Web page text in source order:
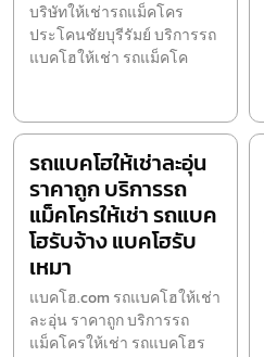
บริษัทให้เช่ารถแม็คโคร
ประโคนชัยบุรีรัมย์ บริการรถ
แบคโฮให้เช่า รถแม็คโค
รถแบคโฮให้เช่าละอุ่น
ราคาถูก บริการรถ
แม็คโครให้เช่า รถแบค
โฮรับจ้าง แบคโฮรับ
เหมา
แบคโฮ.com รถแบคโฮให้เช่า
ละอุ่น ราคาถูก บริการรถ
แม็คโครให้เช่า รถแบคโฮร